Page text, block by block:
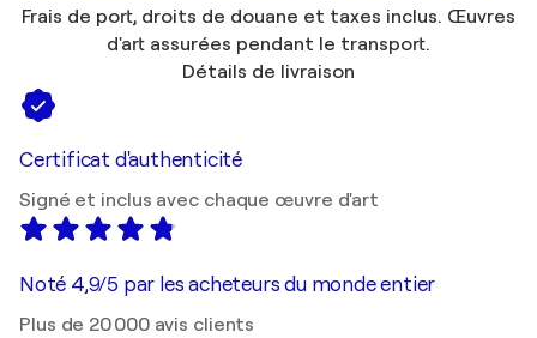
Frais de port, droits de douane et taxes inclus. Œuvres
d'art assurées pendant le transport.
Détails de livraison
Certificat d'authenticité
Signé et inclus avec chaque œuvre d'art
Noté 4,9/5 par les acheteurs du monde entier
Plus de 20 000 avis clients